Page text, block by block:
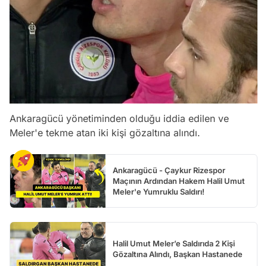
Ankaragücü yönetiminden olduğu iddia edilen ve
Meler'e tekme atan iki kişi gözaltına alındı.
Ankaragücü - Çaykur Rizespor
Maçının Ardından Hakem Halil Umut
Meler'e Yumruklu Saldırı!
Halil Umut Meler’e Saldırıda 2 Kişi
Gözaltına Alındı, Başkan Hastanede